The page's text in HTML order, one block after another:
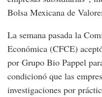
Bolsa Mexicana de
La semana pasada la
Económica (CFCE)
por Grupo Bio Pappel
condicionó que las
investigaciones por